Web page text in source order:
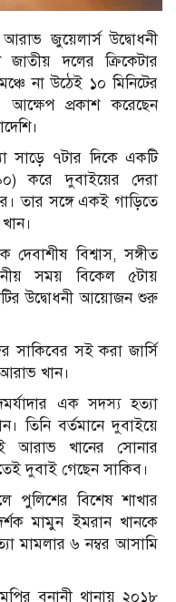
জুয়েলার্স উদ্বোধনী
জাতীয় দলের ক্রিকেটার
না উঠেই ১০ মিনিটের
প্রকাশ করেছেন
সাড়ে ৭টার দিকে একটি
করে দুবাইয়ের দেরা
তার সঙ্গে একই গাড়িতে
বিশ্বাস, সঙ্গীত
সময় বিকেল ৫টায়
উদ্বোধনী আয়োজন শুরু
সাকিবের সই করা জার্সি
খান।
এক সদস্য হত্যা
তিনি বর্তমানে দুবাইয়ে
আরাভ খানের সোনার
দুবাই গেছেন সাকিব।
পুলিশের বিশেষ শাখার
মামুন ইমরান খানকে
মামলার ৬ নম্বর আসামি
বনানী থানায় ২০১৮